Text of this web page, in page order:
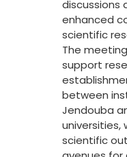
discussions
enhanced
scientific
The
support
between
Jendouba
universities,
scientific